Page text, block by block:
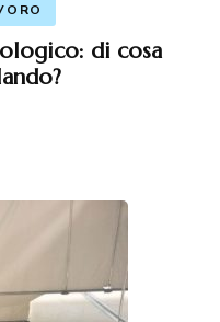
di cosa